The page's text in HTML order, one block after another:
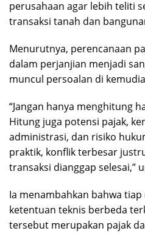
perusahaan agar lebih teliti
transaksi tanah dan
Menurutnya, perencanaan
dalam perjanjian menjadi
muncul persoalan di
“Jangan hanya menghitung
Hitung juga potensi pajak,
administrasi, dan risiko
praktik, konflik terbesar
transaksi dianggap selesai,”
Ia menambahkan bahwa
ketentuan teknis berbeda
tersebut merupakan pajak